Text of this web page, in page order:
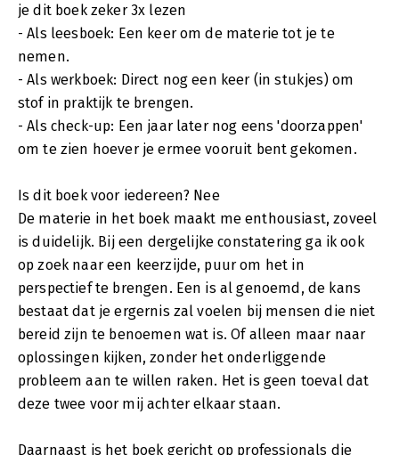
je dit boek zeker 3x lezen
- Als leesboek: Een keer om de materie tot je te
nemen.
- Als werkboek: Direct nog een keer (in stukjes) om
stof in praktijk te brengen.
- Als check-up: Een jaar later nog eens 'doorzappen'
om te zien hoever je ermee vooruit bent gekomen.
Is dit boek voor iedereen? Nee
De materie in het boek maakt me enthousiast, zoveel
is duidelijk. Bij een dergelijke constatering ga ik ook
op zoek naar een keerzijde, puur om het in
perspectief te brengen. Een is al genoemd, de kans
bestaat dat je ergernis zal voelen bij mensen die niet
bereid zijn te benoemen wat is. Of alleen maar naar
oplossingen kijken, zonder het onderliggende
probleem aan te willen raken. Het is geen toeval dat
deze twee voor mij achter elkaar staan.
Daarnaast is het boek gericht op professionals die